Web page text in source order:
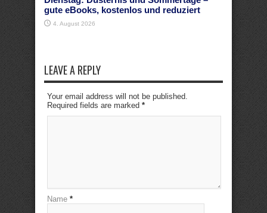
gute eBooks, kostenlos und reduziert
4. August 2026
LEAVE A REPLY
Your email address will not be published.
Required fields are marked *
Name *